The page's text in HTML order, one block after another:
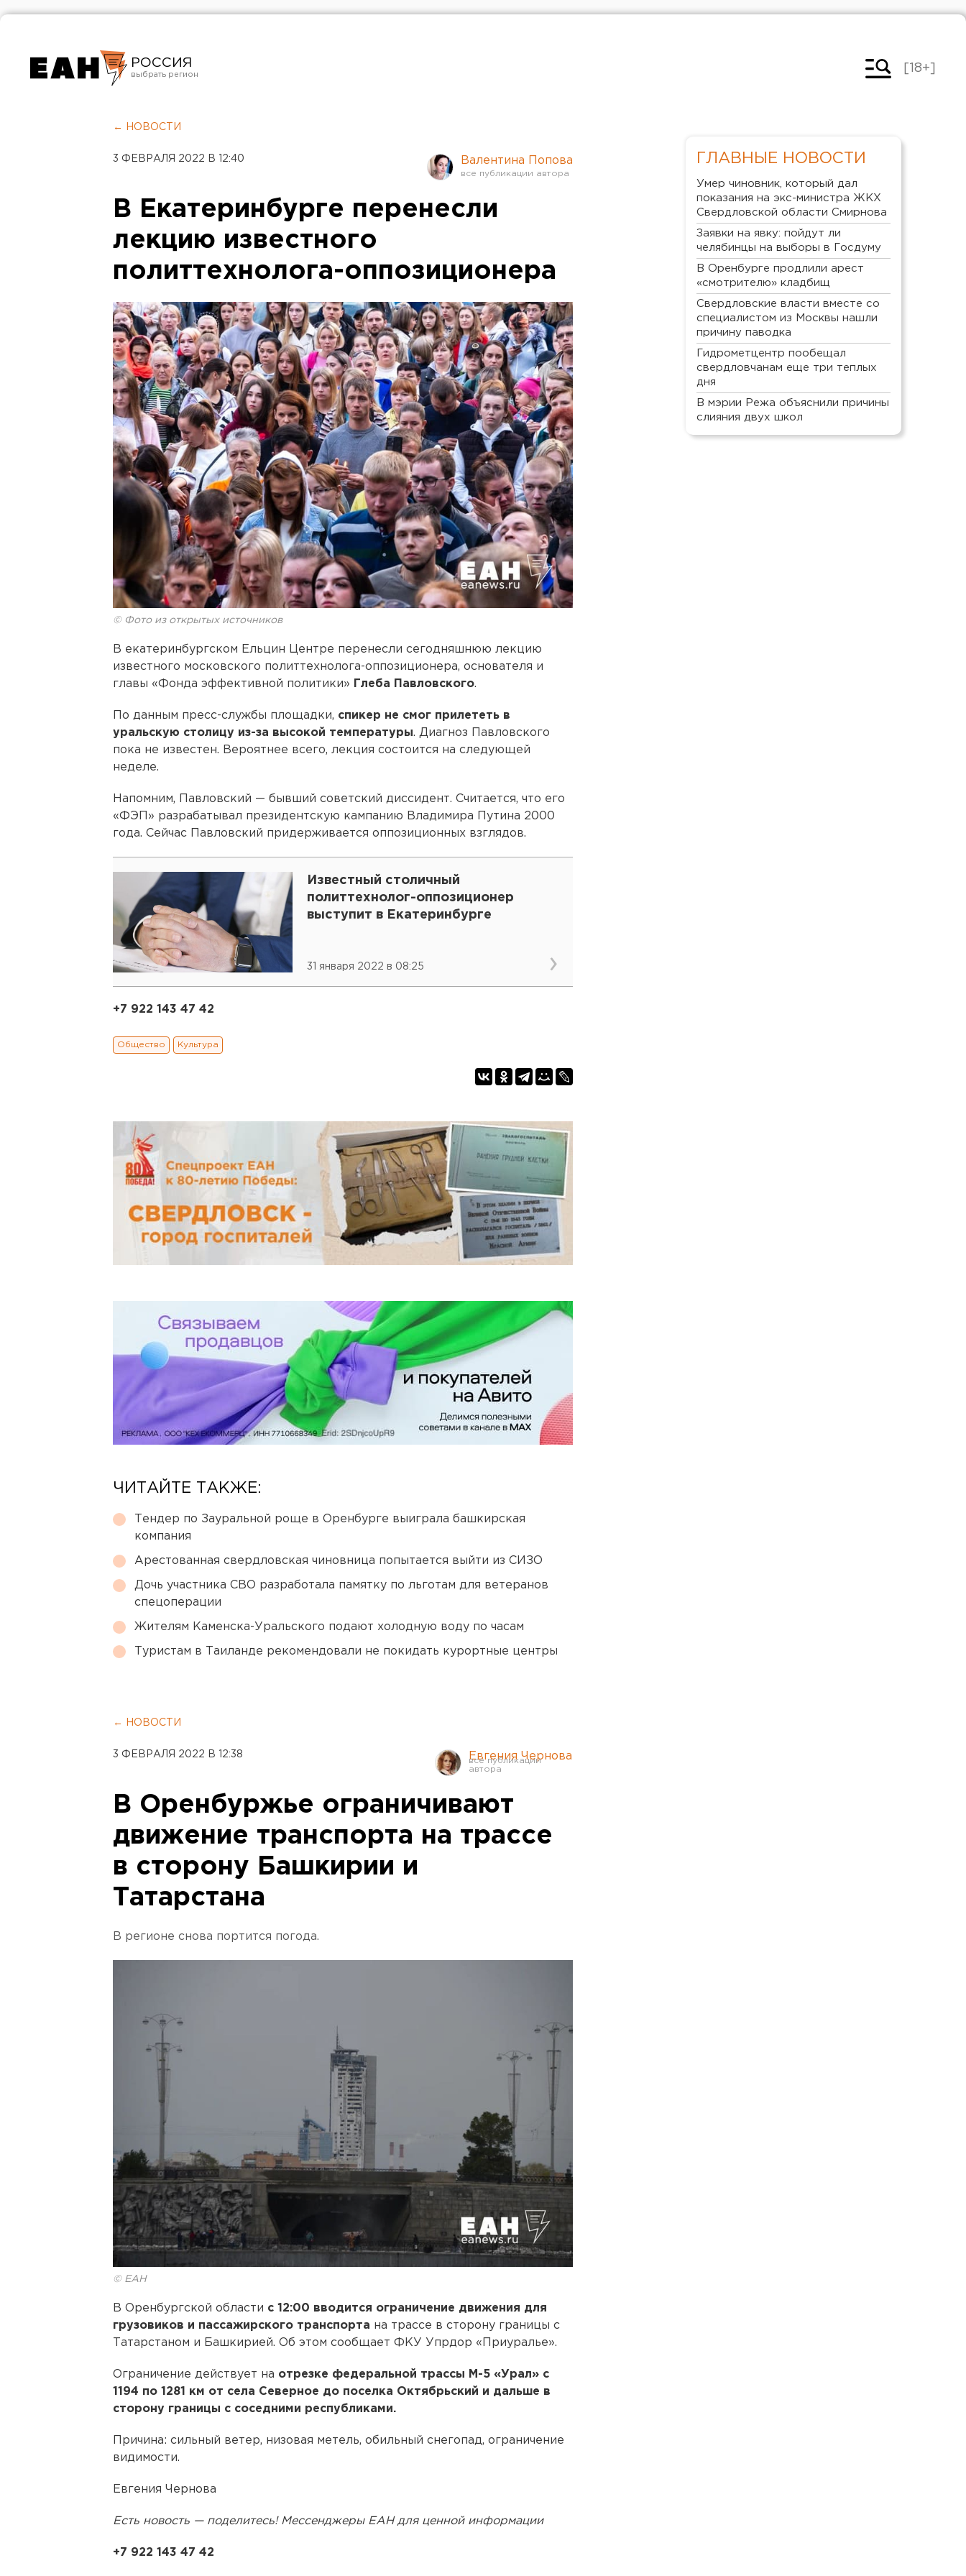
РОССИЯ
Челябинск
[18+]
← НОВОСТИ
3 ФЕВРАЛЯ 2022 В 12:40 Валентина Попова
В Екатеринбурге перенесли
лекцию известного
политтехнолога-оппозиционера
© Фото из открытых источников
В екатеринбургском Ельцин Центре перенесли сегодняшнюю лекцию
известного московского политтехнолога-оппозиционера, основателя и
главы «Фонда эффективной политики»
Глеба Павловского.
По данным пресс-службы площадки, спикер не смог прилететь в
уральскую столицу из-за высокой температуры. Диагноз Павловского
пока не известен. Вероятнее всего, лекция состоится на следующей
неделе.
Напомним, Павловский — бывший советский диссидент. Считается, что его
«ФЭП» разрабатывал президентскую кампанию Владимира Путина 2000
года. Сейчас Павловский придерживается оппозиционных взглядов.
Известный столичный
политтехнолог-оппозиционер
выступит в Екатеринбурге
31 января 2022 в 08:25
+7 922 143 47 42
Общество Культура
ЧИТАЙТЕ ТАКЖЕ:
Тендер по Зауральной роще в Оренбурге выиграла башкирская
компания
Арестованная свердловская чиновница попытается выйти из СИЗО
Дочь участника СВО разработала памятку по льготам для ветеранов
спецоперации
Жителям Каменска-Уральского подают холодную воду по часам
Туристам в Таиланде рекомендовали не покидать курортные центры
← НОВОСТИ
3 ФЕВРАЛЯ 2022 В 12:38 Евгения Чернова
В Оренбуржье ограничивают
движение транспорта на трассе
в сторону Башкирии и
Татарстана
В регионе снова портится погода.
© ЕАН
В Оренбургской области с 12:00 вводится ограничение движения для
грузовиков и пассажирского транспорта на трассе в сторону границы с
Татарстаном и Башкирией. Об этом сообщает ФКУ Упрдор «Приуралье».
Ограничение действует на отрезке федеральной трассы М-5 «Урал» с
1194 по 1281 км от села Северное до поселка Октябрьский и дальше в
сторону границы с соседними республиками.
Причина: сильный ветер, низовая метель, обильный снегопад, ограничение
видимости.
Евгения Чернова
Есть новость — поделитесь! Мессенджеры ЕАН для ценной информации
+7 922 143 47 42
ГЛАВНЫЕ НОВОСТИ
Умер чиновник, который дал
показания на экс-министра ЖКХ
Свердловской области Смирнова
Заявки на явку: пойдут ли
челябинцы на выборы в Госдуму
В Оренбурге продлили арест
«смотрителю» кладбищ
Свердловские власти вместе со
специалистом из Москвы нашли
причину паводка
Гидрометцентр пообещал
свердловчанам еще три теплых
дня
В мэрии Режа объяснили причины
слияния двух школ